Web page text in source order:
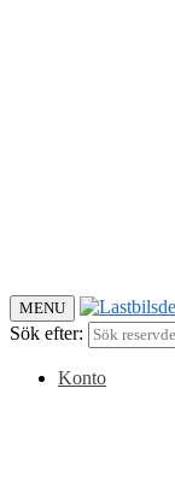
MENU
Sök efter:
Konto